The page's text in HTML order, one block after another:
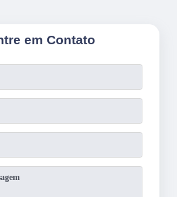
em Contato